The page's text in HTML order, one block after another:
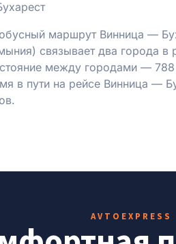
маршрут Винница —
связывает два города в
между городами —
в пути на рейсе Винница —
AVTOEXPRESS